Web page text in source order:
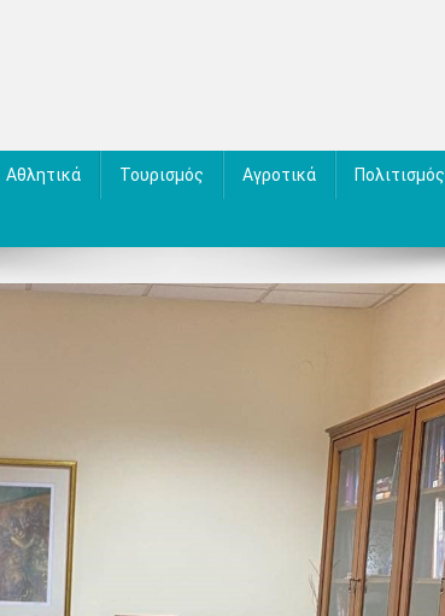
Αθλητικά Τουρισμός Αγροτικά Πολιτισμός